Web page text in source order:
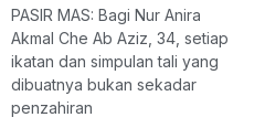
PASIR MAS: Bagi Nur Anira
Akmal Che Ab Aziz, 34, setiap
ikatan dan simpulan tali yang
dibuatnya bukan sekadar
penzahiran